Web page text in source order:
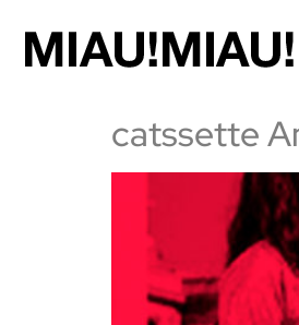
catssette